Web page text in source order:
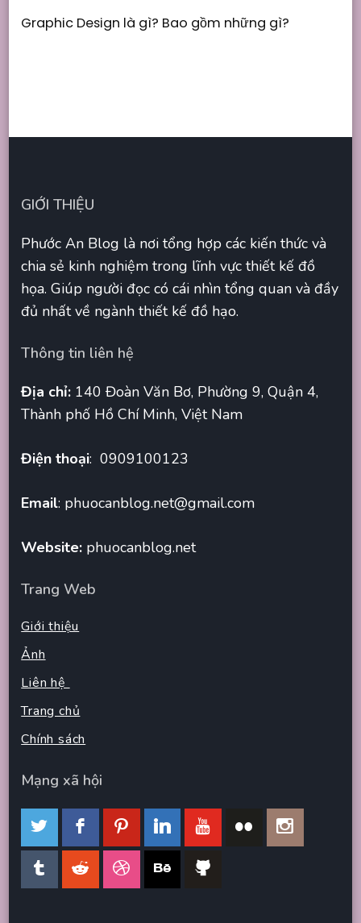
Graphic Design là gì? Bao gồm những gì?
GIỚI THIỆU
Phước An Blog là nơi tổng hợp các kiến thức và
chia sẻ kinh nghiệm trong lĩnh vực thiết kế đồ
họa. Giúp người đọc có cái nhìn tổng quan và đầy
đủ nhất về ngành thiết kế đồ hạo.
Thông tin liên hệ
Địa chỉ: 140 Đoàn Văn Bơ, Phường 9, Quận 4,
Thành phố Hồ Chí Minh, Việt Nam
Điện thoại: 0909100123
Email: phuocanblog.net@gmail.com
Website: phuocanblog.net
Trang Web
Giới thiệu
Ảnh
Liên hệ
Trang chủ
Chính sách
Mạng xã hội